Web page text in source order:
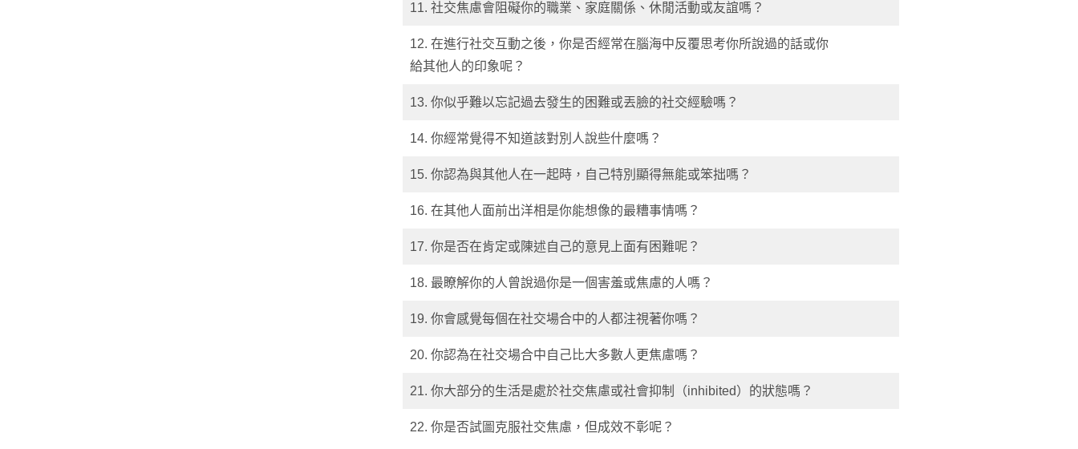
11. 社交焦慮會阻礙你的職業、家庭關係、休閒活動或友誼嗎？
12. 在進行社交互動之後，你是否經常在腦海中反覆思考你所說過的話或你
給其他人的印象呢？
13. 你似乎難以忘記過去發生的困難或丟臉的社交經驗嗎？
14. 你經常覺得不知道該對別人說些什麼嗎？
15. 你認為與其他人在一起時，自己特別顯得無能或笨拙嗎？
16. 在其他人面前出洋相是你能想像的最糟事情嗎？
17. 你是否在肯定或陳述自己的意見上面有困難呢？
18. 最瞭解你的人曾說過你是一個害羞或焦慮的人嗎？
19. 你會感覺每個在社交場合中的人都注視著你嗎？
20. 你認為在社交場合中自己比大多數人更焦慮嗎？
21. 你大部分的生活是處於社交焦慮或社會抑制（inhibited）的狀態嗎？
22. 你是否試圖克服社交焦慮，但成效不彰呢？